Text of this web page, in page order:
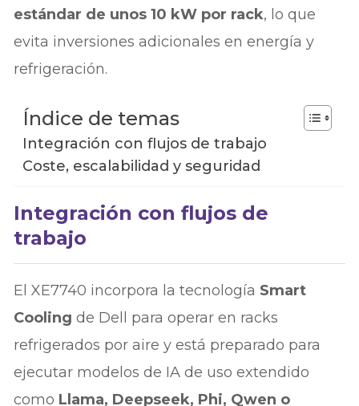
estándar de unos 10 kW por rack, lo que
evita inversiones adicionales en energía y
refrigeración.
Índice de temas
Integración con flujos de trabajo
Coste, escalabilidad y seguridad
Integración con flujos de
trabajo
El XE7740 incorpora la tecnología Smart
Cooling de Dell para operar en racks
refrigerados por aire y está preparado para
ejecutar modelos de IA de uso extendido
como Llama, Deepseek, Phi, Qwen o